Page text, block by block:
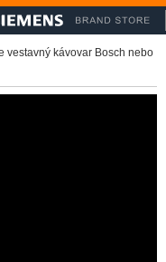
vestavný kávovar Bosch nebo